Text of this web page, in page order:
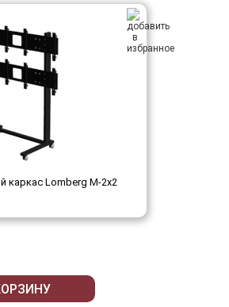
каркас Lomberg M-2х2